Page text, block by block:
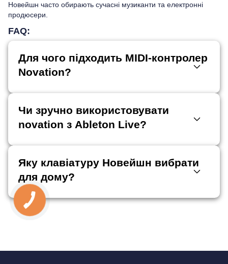
Новейшн часто обирають сучасні музиканти та електронні
продюсери.
FAQ:
Для чого підходить MIDI-контролер
Novation?
Чи зручно використовувати
novation з Ableton Live?
Яку клавіатуру Новейшн вибрати
для дому?